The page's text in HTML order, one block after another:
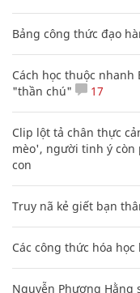
Bảng công thức đạo
Cách học thuộc
"thần chú"
17
Clip lột tả chân thực
mèo', người tinh ý còn
con
Truy nã kẻ giết bạn
Các công thức hóa
Nguyễn Phương